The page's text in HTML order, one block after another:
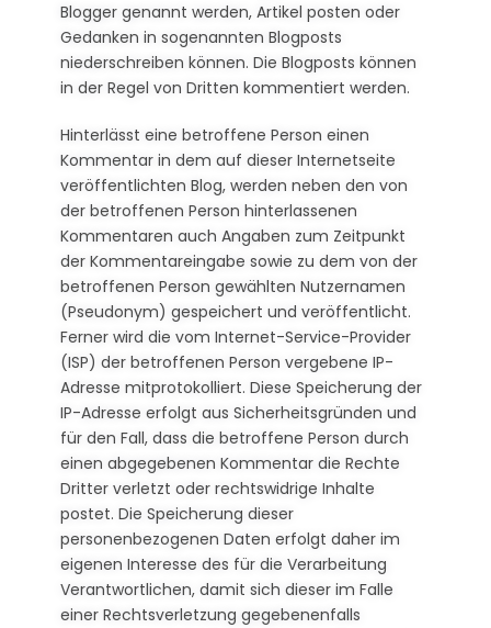
Blogger genannt werden, Artikel posten oder
Gedanken in sogenannten Blogposts
niederschreiben können. Die Blogposts können
in der Regel von Dritten kommentiert werden.
Hinterlässt eine betroffene Person einen
Kommentar in dem auf dieser Internetseite
veröffentlichten Blog, werden neben den von
der betroffenen Person hinterlassenen
Kommentaren auch Angaben zum Zeitpunkt
der Kommentareingabe sowie zu dem von der
betroffenen Person gewählten Nutzernamen
(Pseudonym) gespeichert und veröffentlicht.
Ferner wird die vom Internet-Service-Provider
(ISP) der betroffenen Person vergebene IP-
Adresse mitprotokolliert. Diese Speicherung der
IP-Adresse erfolgt aus Sicherheitsgründen und
für den Fall, dass die betroffene Person durch
einen abgegebenen Kommentar die Rechte
Dritter verletzt oder rechtswidrige Inhalte
postet. Die Speicherung dieser
personenbezogenen Daten erfolgt daher im
eigenen Interesse des für die Verarbeitung
Verantwortlichen, damit sich dieser im Falle
einer Rechtsverletzung gegebenenfalls